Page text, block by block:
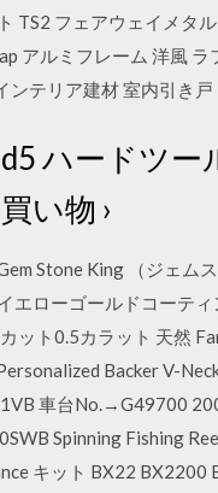
TS2 フェアウェイメタ
アルミフレーム 洋風
ンテリア建材 室内引き戸
ハードツ
い物 ›
Stone King （ジェム
エローゴールドコーティ
ット0.5カラット 天然
Backer V-
車台No.→G49700
Spinning Fishing
キット BX22 BX2200